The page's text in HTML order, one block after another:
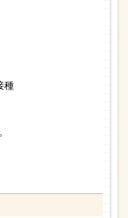
種